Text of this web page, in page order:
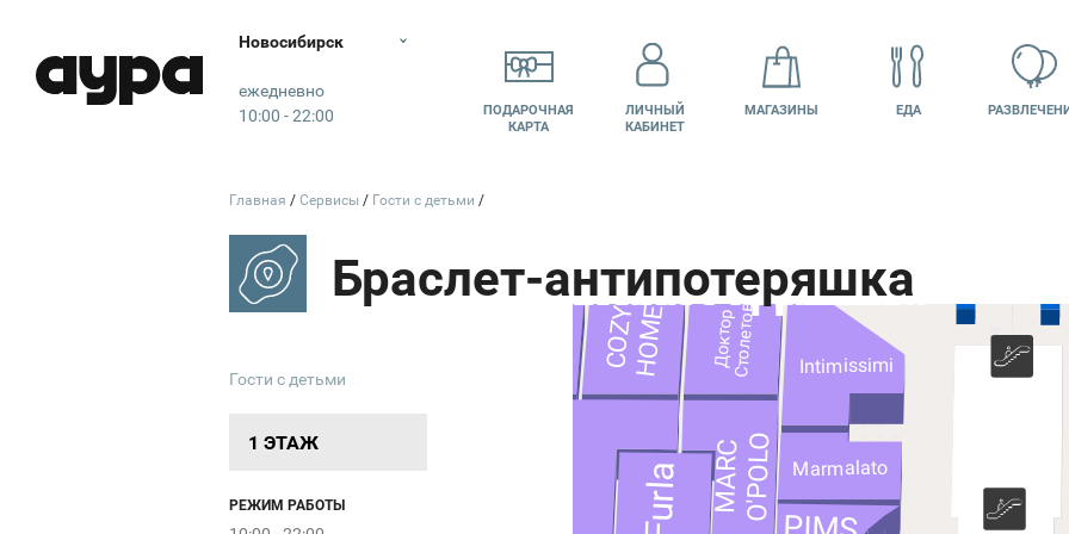
Аура
Новосибирск
ежедневно
10:00 - 22:00
ПОДАРОЧНАЯ
КАРТА
ЛИЧНЫЙ
КАБИНЕТ
МАГАЗИНЫ ЕДА
КИНО ВАКАНСИИ
Гости с детьми
1 ЭТАЖ
РЕЖИМ РАБОТЫ
COZYHOME ДокторСтолетов Intimissimi
Marmalato
Furla MARCO'POLO
INCANTO
Главная Сервисы Гости с детьми